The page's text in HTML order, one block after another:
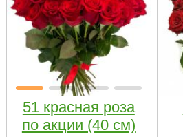
51 красная роза
по акции (40 см)